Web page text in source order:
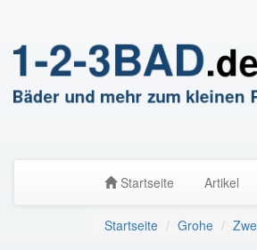
Startseite Artikel
Startseite Grohe